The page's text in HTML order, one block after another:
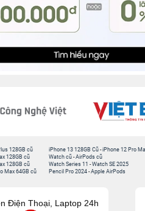
128GB cũ
128GB cũ
128GB cũ
Max 64GB cũ
iPhone 13 128GB Cũ -iPhone 12 Pro
Watch cũ -AirPods cũ
Watch Series 11 -Watch SE 2025
Pencil Pro 2024 -Apple AirPods
Điện Thoại, Laptop 24h